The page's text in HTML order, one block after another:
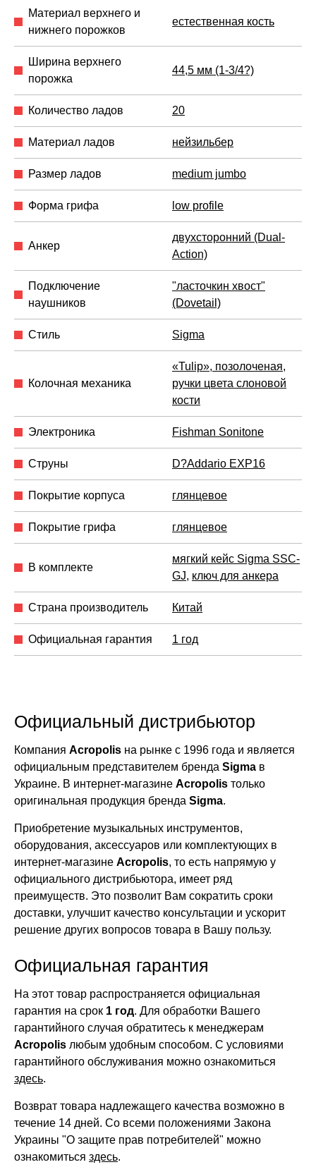
Материал верхнего и
нижнего порожков
естественная кость
Ширина верхнего
порожка
44,5 мм (1-3/4?)
Количество ладов 20
Материал ладов нейзильбер
Размер ладов medium jumbo
Форма грифа low profile
Анкер
двухсторонний (Dual-
Action)
Подключение
наушников
"ласточкин хвост"
(Dovetail)
Стиль Sigma
Колочная механика
«Tulip», позолоченая,
ручки цвета слоновой
кости
Электроника Fishman Sonitone
Струны D?Addario EXP16
Покрытие корпуса глянцевое
Покрытие грифа глянцевое
В комплекте
мягкий кейс Sigma SSC-
GJ, ключ для анкера
Страна производитель Китай
Официальная гарантия 1 год
Официальный дистрибьютор
Компания Acropolis на рынке с 1996 года и является
официальным представителем бренда Sigma в
Украине. В интернет-магазине Acropolis только
оригинальная продукция бренда Sigma.
Приобретение музыкальных инструментов,
оборудования, аксессуаров или комплектующих в
интернет-магазине Acropolis, то есть напрямую у
официального дистрибьютора, имеет ряд
преимуществ. Это позволит Вам сократить сроки
доставки, улучшит качество консультации и ускорит
решение других вопросов товара в Вашу пользу.
Официальная гарантия
На этот товар распространяется официальная
гарантия на срок 1 год. Для обработки Вашего
гарантийного случая обратитесь к менеджерам
Acropolis любым удобным способом. С условиями
гарантийного обслуживания можно ознакомиться
здесь.
Возврат товара надлежащего качества возможно в
течение 14 дней. Со всеми положениями Закона
Украины "О защите прав потребителей" можно
ознакомиться здесь.